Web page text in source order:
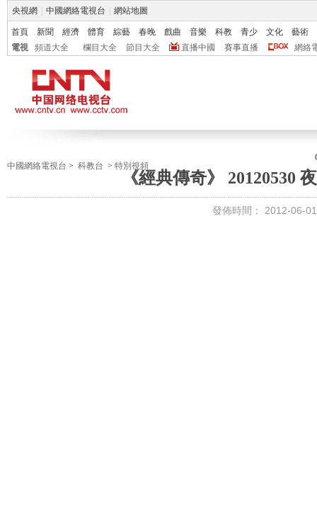
央視網 中國網絡電視台 網站地圖
首頁 新聞 經濟 體育 綜藝 春晚 戲曲 音樂 科教 青少 文化
藝術
電視
頻道大全 欄目大全 節目大全 直播中國 賽事直播 網絡
中國網絡電視台 > 科教台 > 特別視頻
《經典傳奇》 20120530
發佈時間： 2012-06-